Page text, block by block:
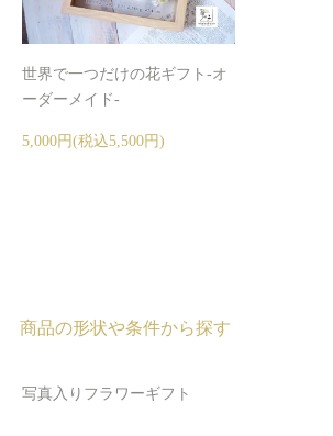
世界で一つだけの花ギフト-オ
ーダーメイド-
5,000円(税込5,500円)
商品の形状や条件から探す
写真入りフラワーギフト